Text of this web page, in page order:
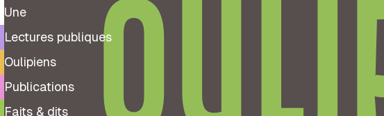
Une
Lectures publiques
Oulipiens
Publications
Faits & dits